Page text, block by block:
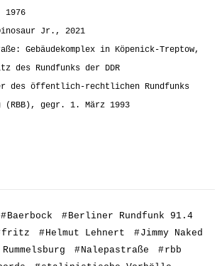
1976
Jr., 2021
Gebäudekomplex in Köpenick-Treptow,
des Rundfunks der DDR
des öffentlich-rechtlichen Rundfunks
(RBB), gegr. 1. März 1993
#Baerbock #Berliner Rundfunk 91.4
fritz #Helmut Lehnert #Jimmy Naked
#Nalepastraße #rbb